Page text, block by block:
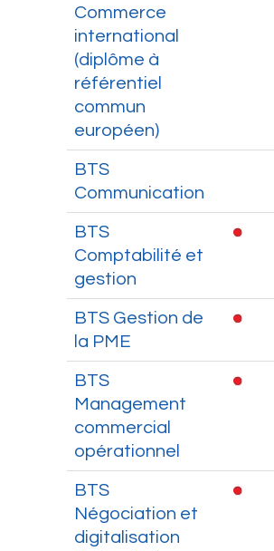
Commerce
international
(diplôme à
référentiel
commun
européen)
BTS
Communication
BTS
Comptabilité et
gestion
BTS Gestion de
la PME
BTS
Management
commercial
opérationnel
BTS
Négociation et
digitalisation